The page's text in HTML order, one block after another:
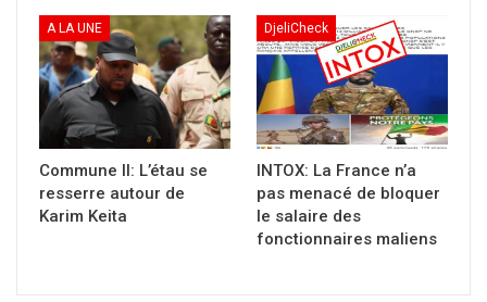
Une situation si triste !!!
Que son âme repose en paix.
Police24
Partager :
A LA UNE
Commune II: L’étau se
resserre autour de
Karim Keita
DjeliCheck
INTOX: La France n’a
pas menacé de bloquer
le salaire des
fonctionnaires maliens